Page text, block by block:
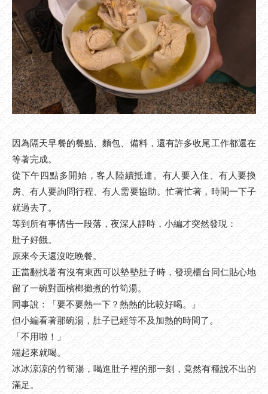
因為隔天早餐的餐點、麵包、備料，還有許多收尾工作都還在
等著完成。
從下午四點多開始，客人陸續抵達。有人要入住、有人要換
房、有人要詢問行程、有人需要協助。忙著忙著，時間一下子
就過去了。
等到所有事情告一段落，夜深人靜時，小編才突然發現：
肚子好餓。
原來今天還沒吃晚餐。
正當翻找著有沒有東西可以墊墊肚子時，發現櫃台同仁貼心地
留了一碗對面檳榔攤煮的竹筍湯。
同事說：「要不要熱一下？熱熱的比較好喝。」
但小編看著那碗湯，肚子已經等不及加熱的時間了。
「不用啦！」
端起來就喝。
冰冰涼涼的竹筍湯，喝進肚子裡的那一刻，竟然有種說不出的
滿足。